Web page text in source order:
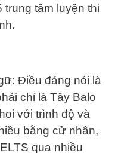
trung tâm luyện thi
Điều đáng nói là
chỉ là Tây Balo
với trình độ và
bằng cử nhân,
qua nhiều